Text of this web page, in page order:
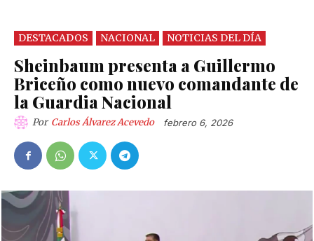
DESTACADOS NACIONAL NOTICIAS DEL DÍA
Sheinbaum presenta a Guillermo
Briceño como nuevo comandante de
la Guardia Nacional
Por Carlos Álvarez Acevedo febrero 6, 2026